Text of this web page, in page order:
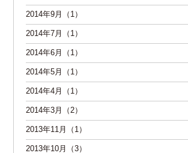
2014年9月（1）
2014年7月（1）
2014年6月（1）
2014年5月（1）
2014年4月（1）
2014年3月（2）
2013年11月（1）
2013年10月（3）